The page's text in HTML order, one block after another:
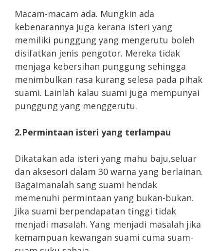
Macam-macam ada. Mungkin ada
kebenarannya juga kerana isteri yang
memiliki punggung yang mengerutu boleh
disifatkan jenis pengotor. Mereka tidak
menjaga kebersihan punggung sehingga
menimbulkan rasa kurang selesa pada pihak
suami. Lainlah kalau suami juga mempunyai
punggung yang menggerutu.
2.Permintaan isteri yang terlampau
Dikatakan ada isteri yang mahu baju,seluar
dan aksesori dalam 30 warna yang berlainan.
Bagaimanalah sang suami hendak
memenuhi permintaan yang bukan-bukan.
Jika suami berpendapatan tinggi tidak
menjadi masalah. Yang menjadi masalah jika
kemampuan kewangan suami cuma suam-